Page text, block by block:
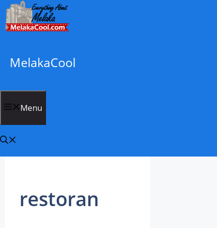
Skip
to
content
MelakaCool
Menu
restoran